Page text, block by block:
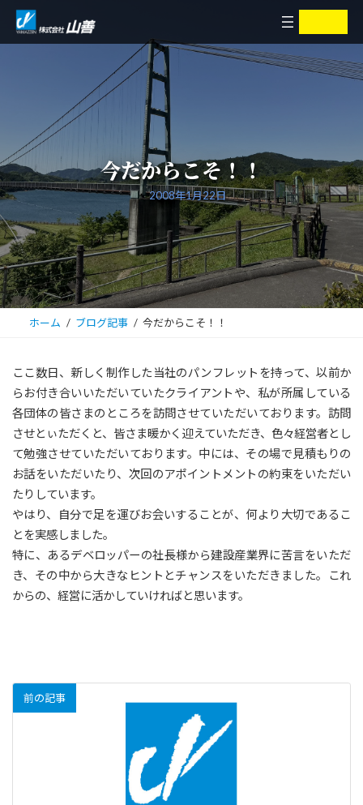
ッ
プ
移
動
ア
コ
ン
リ
ン
ア
コ
ン
リ
ン
今だからこそ！！
2008年1月22日
ホーム ブログ記事 今だからこそ！！
ここ数日、新しく制作した当社のパンフレットを持って、以前か
らお付き合いいただいていたクライアントや、私が所属している
各団体の皆さまのところを訪問させていただいております。訪問
させとぃただくと、皆さま暖かく迎えていただき、色々経営者とし
て勉強させていただいております。中には、その場で見積もりの
お話をいただいたり、次回のアポイントメントの約束をいただい
たりしています。
やはり、自分で足を運びお会いすることが、何より大切であるこ
とを実感しました。
特に、あるデベロッパーの社長様から建設産業界に苦言をいただ
き、その中から大きなヒントとチャンスをいただきました。これ
からの、経営に活かしていければと思います。
前の記事